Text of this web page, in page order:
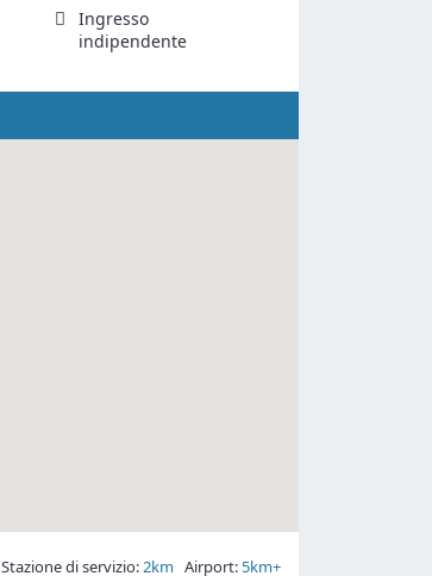
Ingresso
indipendente
Stazione di servizio:2km Airport: 5km+